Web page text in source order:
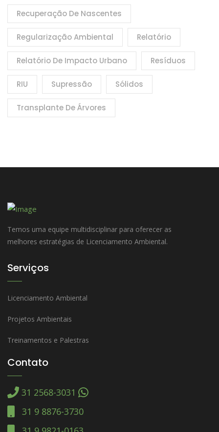
Recuperação De Nascentes
Regularização Ambiental Relatório
Relatório De Impacto Urbano Resíduos
RIU Supressão Sólidos
Transplante De Árvores
Temos uma equipe multidisciplinar para oferecer as
melhores estratégias de Licenciamento Ambiental.
Serviços
Licenciamento Ambiental
Projetos Ambientais
Treinamentos e Palestras
Contato
31 2568-3031
31 9 8876-3730